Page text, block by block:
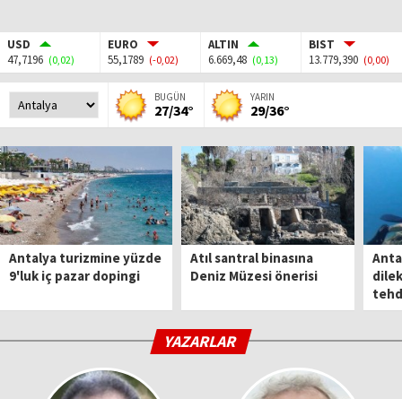
USD
47,7196 (0,02)
EURO
55,1789 (-0,02)
ALTIN
6.669,48 (0,13)
BIST
13.779,390 (0,00)
BUGÜN
27/34°
YARIN
29/36°
Antalya turizmine yüzde
9'luk iç pazar dopingi
Atıl santral binasına
Deniz Müzesi önerisi
YAZARLAR